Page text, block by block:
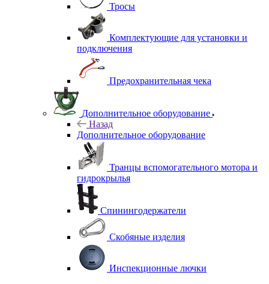
Тросы
Комплектующие для установки и
подключения
Предохранительная чека
Дополнительное оборудование
Назад
Дополнительное оборудование
Транцы вспомогательного мотора и
гидрокрылья
Спинингодержатели
Скобяные изделия
Инспекционные лючки